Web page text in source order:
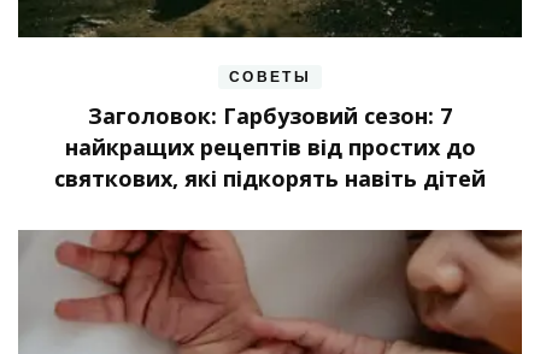
СОВЕТЫ
Заголовок: Гарбузовий сезон: 7
найкращих рецептів від простих до
святкових, які підкорять навіть дітей